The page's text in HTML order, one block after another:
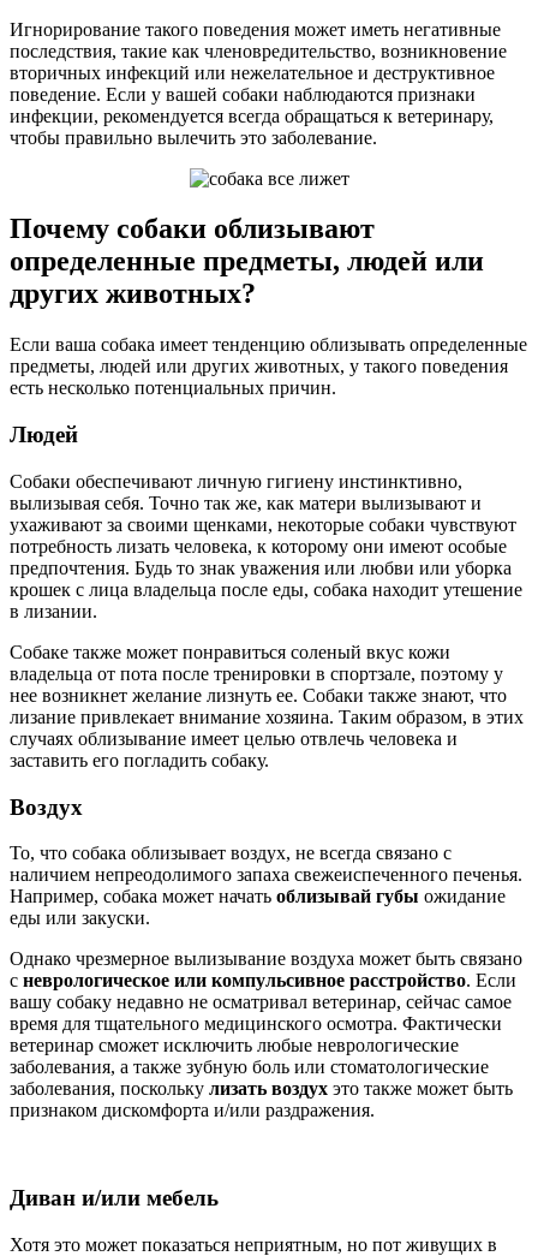
Игнорирование такого поведения может иметь негативные
последствия, такие как членовредительство, возникновение
вторичных инфекций или нежелательное и деструктивное
поведение. Если у вашей собаки наблюдаются признаки
инфекции, рекомендуется всегда обращаться к ветеринару,
чтобы правильно вылечить это заболевание.
Почему собаки облизывают
определенные предметы, людей или
других животных?
Если ваша собака имеет тенденцию облизывать определенные
предметы, людей или других животных, у такого поведения
есть несколько потенциальных причин.
Людей
Собаки обеспечивают личную гигиену инстинктивно,
вылизывая себя. Точно так же, как матери вылизывают и
ухаживают за своими щенками, некоторые собаки чувствуют
потребность лизать человека, к которому они имеют особые
предпочтения. Будь то знак уважения или любви или уборка
крошек с лица владельца после еды, собака находит утешение
в лизании.
Собаке также может понравиться соленый вкус кожи
владельца от пота после тренировки в спортзале, поэтому у
нее возникнет желание лизнуть ее. Собаки также знают, что
лизание привлекает внимание хозяина. Таким образом, в этих
случаях облизывание имеет целью отвлечь человека и
заставить его погладить собаку.
Воздух
То, что собака облизывает воздух, не всегда связано с
наличием непреодолимого запаха свежеиспеченного печенья.
Например, собака может начать облизывай губы ожидание
еды или закуски.
Однако чрезмерное вылизывание воздуха может быть связано
с неврологическое или компульсивное расстройство. Если
вашу собаку недавно не осматривал ветеринар, сейчас самое
время для тщательного медицинского осмотра. Фактически
ветеринар сможет исключить любые неврологические
заболевания, а также зубную боль или стоматологические
заболевания, поскольку лизать воздух это также может быть
признаком дискомфорта и/или раздражения.
Диван и/или мебель
Хотя это может показаться неприятным, но пот живущих в